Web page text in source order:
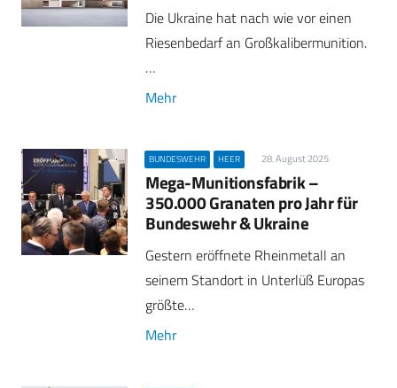
Die Ukraine hat nach wie vor einen
Riesenbedarf an Großkalibermunition.
…
Mehr
BUNDESWEHR HEER 28. August 2025
Mega-Munitionsfabrik –
350.000 Granaten pro Jahr für
Bundeswehr & Ukraine
Gestern eröffnete Rheinmetall an
seinem Standort in Unterlüß Europas
größte…
Mehr